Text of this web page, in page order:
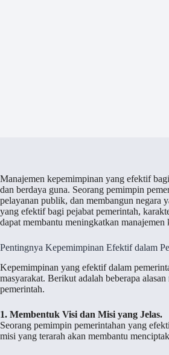
Manajemen kepemimpinan yang efektif
dan berdaya guna. Seorang pemimpin
pelayanan publik, dan membangun negara
yang efektif bagi pejabat pemerintah,
dapat membantu meningkatkan
Pentingnya Kepemimpinan Efektif dalam
Kepemimpinan yang efektif dalam
masyarakat. Berikut adalah beberapa
pemerintah.
1. Membentuk Visi dan Misi yang Jelas.
Seorang pemimpin pemerintahan yang
misi yang terarah akan membantu